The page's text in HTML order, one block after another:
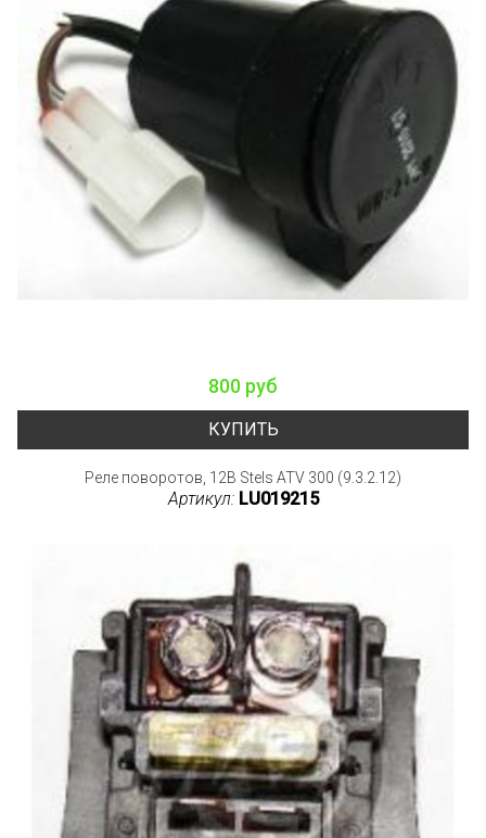
800 руб
КУПИТЬ
Реле поворотов, 12В Stels ATV 300 (9.3.2.12)
Артикул: LU019215